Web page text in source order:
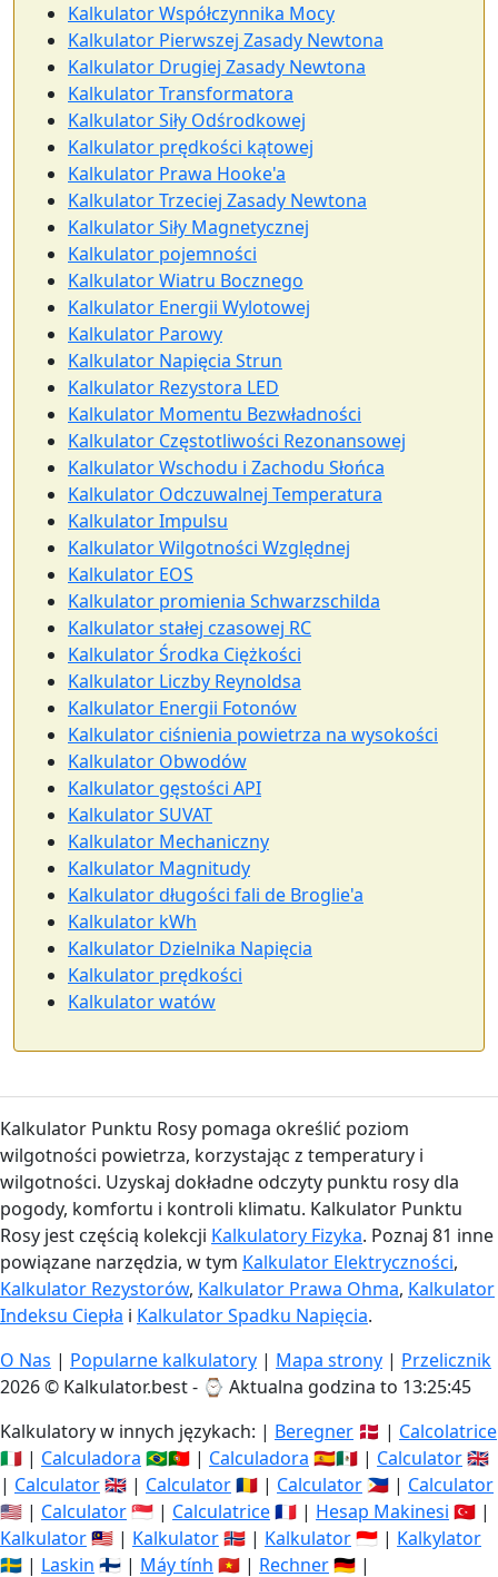
Kalkulator Współczynnika Mocy
Kalkulator Pierwszej Zasady Newtona
Kalkulator Drugiej Zasady Newtona
Kalkulator Transformatora
Kalkulator Siły Odśrodkowej
Kalkulator prędkości kątowej
Kalkulator Prawa Hooke'a
Kalkulator Trzeciej Zasady Newtona
Kalkulator Siły Magnetycznej
Kalkulator pojemności
Kalkulator Wiatru Bocznego
Kalkulator Energii Wylotowej
Kalkulator Parowy
Kalkulator Napięcia Strun
Kalkulator Rezystora LED
Kalkulator Momentu Bezwładności
Kalkulator Częstotliwości Rezonansowej
Kalkulator Wschodu i Zachodu Słońca
Kalkulator Odczuwalnej Temperatura
Kalkulator Impulsu
Kalkulator Wilgotności Względnej
Kalkulator EOS
Kalkulator promienia Schwarzschilda
Kalkulator stałej czasowej RC
Kalkulator Środka Ciężkości
Kalkulator Liczby Reynoldsa
Kalkulator Energii Fotonów
Kalkulator ciśnienia powietrza na wysokości
Kalkulator Obwodów
Kalkulator gęstości API
Kalkulator SUVAT
Kalkulator Mechaniczny
Kalkulator Magnitudy
Kalkulator długości fali de Broglie'a
Kalkulator kWh
Kalkulator Dzielnika Napięcia
Kalkulator prędkości
Kalkulator watów
Kalkulator Punktu Rosy pomaga określić poziom
wilgotności powietrza, korzystając z temperatury i
wilgotności. Uzyskaj dokładne odczyty punktu rosy dla
pogody, komfortu i kontroli klimatu. Kalkulator Punktu
Rosy jest częścią kolekcji Kalkulatory Fizyka. Poznaj 81 inne
powiązane narzędzia, w tym Kalkulator Elektryczności,
Kalkulator Rezystorów, Kalkulator Prawa Ohma, Kalkulator
Indeksu Ciepła i Kalkulator Spadku Napięcia.
O Nas | Popularne kalkulatory | Mapa strony | Przelicznik
2026 © Kalkulator.best - ⌚ Aktualna godzina to 13:25:46
Kalkulatory w innych językach: | Beregner 🇩🇰 | Calcolatrice
🇮🇹 | Calculadora 🇧🇷🇵🇹 | Calculadora 🇪🇸🇲🇽 | Calculator🇬🇧
| Calculator🇬🇧 | Calculator🇷🇴 | Calculator 🇵🇭 | Calculator
🇺🇸 | Calculator🇸🇬 | Calculatrice🇫🇷 | Hesap Makinesi 🇹🇷 |
Kalkulator🇲🇾 | Kalkulator🇳🇴 | Kalkulator🇮🇩 | Kalkylator
🇸🇪 | Laskin 🇫🇮 | Máy tính 🇻🇳 | Rechner🇩🇪 |